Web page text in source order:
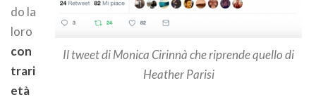
Il tweet di Monica Cirinnà che riprende quello di
Heather Parisi
do la
loro
con
trari
età